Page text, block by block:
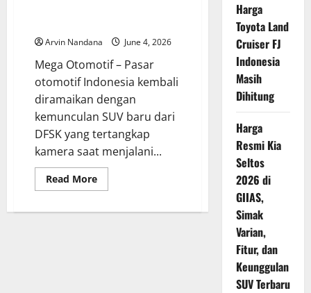
Arvin Nandana June 4, 2026
Mega Otomotif – Pasar
otomotif Indonesia kembali
diramaikan dengan
kemunculan SUV baru dari
DFSK yang tertangkap
kamera saat menjalani...
Read MoreRead
more
Terbaru
Harga
Toyota Land
Cruiser FJ
Indonesia
Masih
Dihitung
Harga
Resmi Kia
Seltos
2026 di
GIIAS,
Simak
Varian,
Fitur, dan
Keunggulan
SUV Terbaru